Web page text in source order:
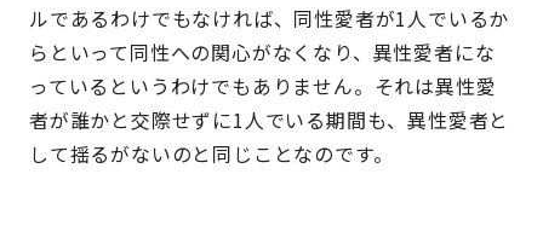
ルであるわけでもなければ、 同性愛者が1人でいるか
らといって同性への関心がなくなり、異性愛者にな
っているというわけでもありません。 それは異性愛
者が誰かと交際せずに1人でいる期間も、異性愛者と
して揺るがないのと同じことなのです。